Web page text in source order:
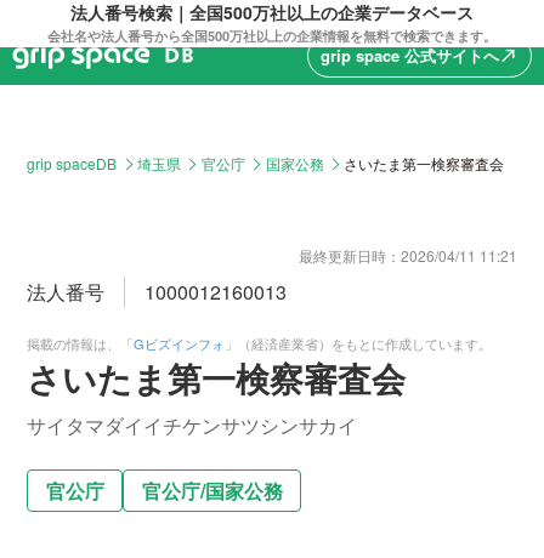
法人番号検索｜全国500万社以上の企業データベース
会社名や法人番号から全国500万社以上の企業情報を無料で検索できます。
grip space 公式サイトへnorth_east
grip spaceDB 埼玉県 官公庁 国家公務 さいたま第一検察審査会
最終更新日時： 2026/04/11 11:21
法人番号 1000012160013
掲載の情報は、「Gビズインフォ 」（経済産業省）をもとに作成しています。
さいたま第一検察審査会
サイタマダイイチケンサツシンサカイ
官公庁 官公庁/国家公務